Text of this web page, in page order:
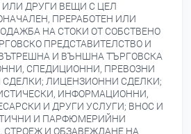
ДРУГИ ВЕЩИ С ЦЕЛ
ПРЕРАБОТЕН ИЛИ
НА СТОКИ ОТ СОБСТВЕНО
ПРЕДСТАВИТЕЛСТВО И
И ВЪНШНА ТЪРГОВСКА
СПЕДИЦИОННИ, ПРЕВОЗНИ
ЛИЦЕНЗИОННИ СДЕЛКИ;
ИНФОРМАЦИОННИ,
И ДРУГИ УСЛУГИ; ВНОС И
И ПАРФЮМЕРИЙНИ
СТРОЕЖ И ОБЗАВЕЖДАНЕ НА